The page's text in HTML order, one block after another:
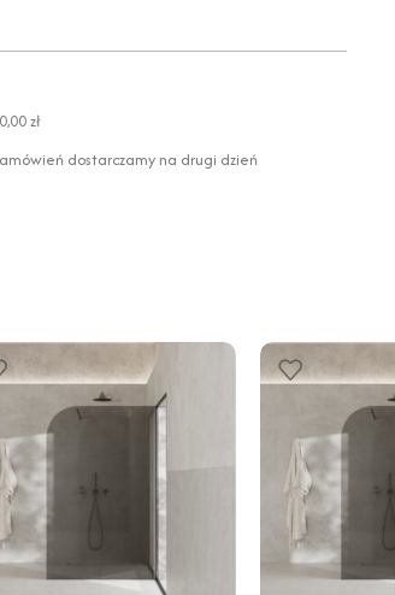
zł
dostarczamy na drugi dzień